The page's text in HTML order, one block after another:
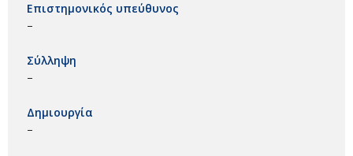
Επιστημονικός υπεύθυνος
–
Σύλληψη
–
Δημιουργία
–